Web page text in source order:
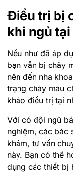
Điều trị bị
khi ngủ
Nếu như đã áp
bạn vẫn bị chảy
nên đến nha
trạng chảy máu
khảo điều trị tại
Với có đội ngũ
nghiệm, các bác
khám, tư vấn
này. Bạn có thể
dụng các thiết bị